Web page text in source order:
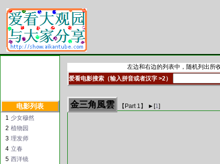
电影列表
1 少女穆然
2 植物园
3 理发师
4 立春
5 西洋镜
左边和右边的列表中，随机列出所
爱看电影搜索（输入拼音或者汉字 >2）
金三角風雲 【Part 1 】 ► [1]